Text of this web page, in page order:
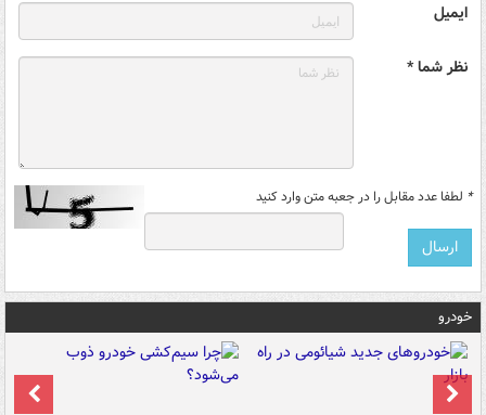
ایمیل
نظر شما *
* لطفا عدد مقابل را در جعبه متن وارد کنید
خودرو